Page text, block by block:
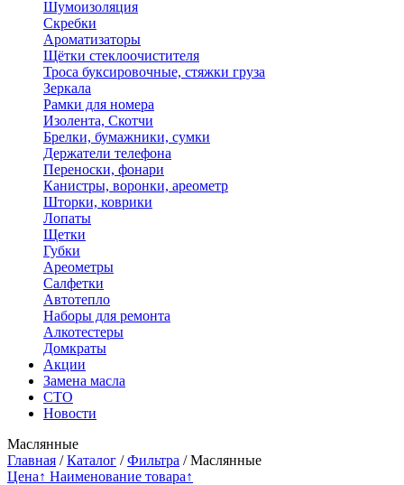
Шумоизоляция
Скребки
Ароматизаторы
Щётки стеклоочистителя
Троса буксировочные, стяжки груза
Зеркала
Рамки для номера
Изолента, Скотчи
Брелки, бумажники, сумки
Держатели телефона
Переноски, фонари
Канистры, воронки, ареометр
Шторки, коврики
Лопаты
Щетки
Губки
Ареометры
Салфетки
Автотепло
Наборы для ремонта
Алкотестеры
Домкраты
Акции
Замена масла
СТО
Новости
Маслянные
Главная /Каталог /Фильтра /Маслянные
Цена↑ Наименование товара↑